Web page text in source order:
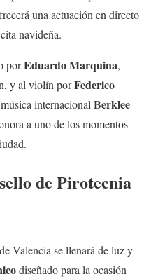
una actuación en directo
navideña.
porEduardo Marquina,
y al violín porFederico
internacional Berklee
a uno de los momentos
de Pirotecnia
Valencia se llenará de luz y
diseñado para la ocasión